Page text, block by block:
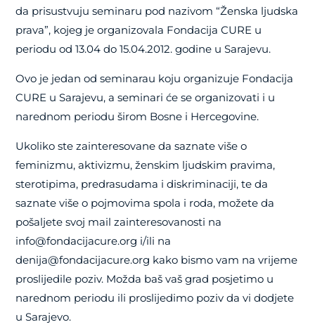
da prisustvuju seminaru pod nazivom “Ženska ljudska
prava”, kojeg je organizovala Fondacija CURE u
periodu od 13.04 do 15.04.2012. godine u Sarajevu.
Ovo je jedan od seminarau koju organizuje Fondacija
CURE u Sarajevu, a seminari će se organizovati i u
narednom periodu širom Bosne i Hercegovine.
Ukoliko ste zainteresovane da saznate više o
feminizmu, aktivizmu, ženskim ljudskim pravima,
sterotipima, predrasudama i diskriminaciji, te da
saznate više o pojmovima spola i roda, možete da
pošaljete svoj mail zainteresovanosti na
info@fondacijacure.org i/ili na
denija@fondacijacure.org kako bismo vam na vrijeme
proslijedile poziv. Možda baš vaš grad posjetimo u
narednom periodu ili proslijedimo poziv da vi dodjete
u Sarajevo.